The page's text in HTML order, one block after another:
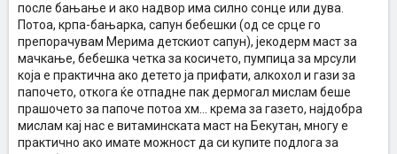
после бањање и ако надвор има силно сонце или дува.
Потоа, крпа-бањарка, сапун бебешки (од се срце го
препорачувам Мерима детскиот сапун), јекодерм маст за
мачкање, бебешка четка за косичето, пумпица за мрсули
која е практична ако детето ја прифати, алкохол и гази за
папочето, откога ќе отпадне пак дермогал мислам беше
прашочето за папоче потоа хм... крема за газето, најдобра
мислам кај нас е витаминската маст на Бекутан, многу е
практично ако имате можност да си купите подлога за